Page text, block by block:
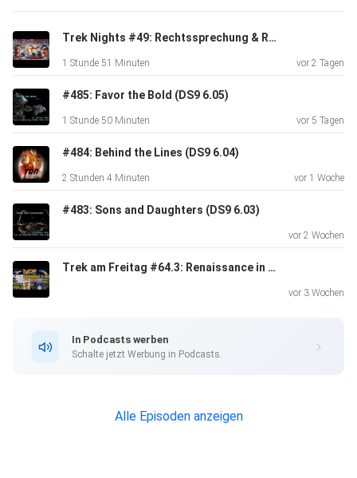
Trek Nights #49: Rechtssprechung & Root Beer mit Jens
1 Stunde 51 Minuten vor 2 Tagen
#485: Favor the Bold (DS9 6.05)
1 Stunde 50 Minuten vor 5 Tagen
#484: Behind the Lines (DS9 6.04)
2 Stunden 4 Minuten vor 1 Woche
#483: Sons and Daughters (DS9 6.03)
vor 2 Wochen
Trek am Freitag #64.3: Renaissance in den 1970ern & 1980ern
vor 3 Wochen
In Podcasts werben
Schalte jetzt Werbung in Podcasts.
Alle Episoden anzeigen